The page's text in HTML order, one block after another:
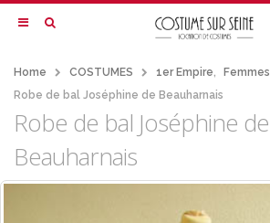
Home COSTUMES 1er Empire,
Femmes
Robe de bal Joséphine de Beauharnais
Robe de bal Joséphine de
Beauharnais